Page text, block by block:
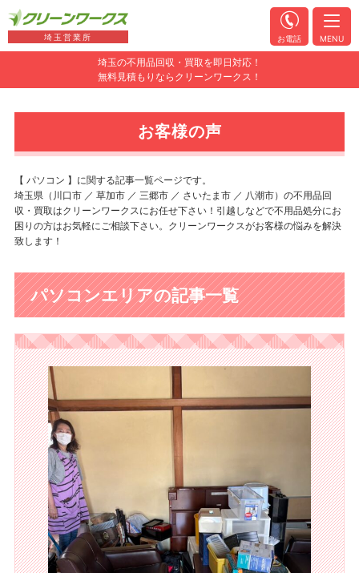
埼玉の不用品回収・買取を即日対応！
無料見積もりならクリーンワークス！
埼玉営業所 お電話 MENU
お客様の声
【 パソコン 】に関する記事一覧ページです。
埼玉県（川口市 ／ 草加市 ／ 三郷市 ／ さいたま市 ／ 八潮市）の不用品回
収・買取はクリーンワークスにお任せ下さい！引越しなどで不用品処分にお
困りの方はお気軽にご相談下さい。クリーンワークスがお客様の悩みを解決
致します！
パソコンエリアの記事一覧